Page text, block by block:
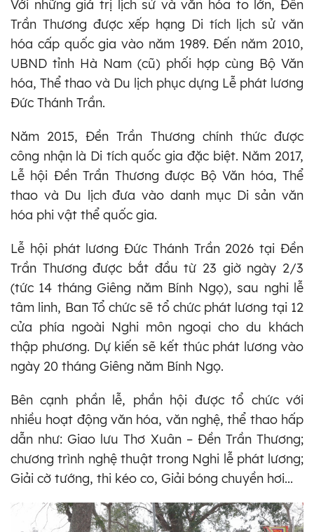
Với những giá trị lịch sử và văn hóa to lớn, Đền
Trần Thương được xếp hạng Di tích lịch sử văn
hóa cấp quốc gia vào năm 1989. Đến năm 2010,
UBND tỉnh Hà Nam (cũ) phối hợp cùng Bộ Văn
hóa, Thể thao và Du lịch phục dựng Lễ phát lương
Đức Thánh Trần.
Năm 2015, Đền Trần Thương chính thức được
công nhận là Di tích quốc gia đặc biệt. Năm 2017,
Lễ hội Đền Trần Thương được Bộ Văn hóa, Thể
thao và Du lịch đưa vào danh mục Di sản văn
hóa phi vật thể quốc gia.
Lễ hội phát lương Đức Thánh Trần 2026 tại Đền
Trần Thương được bắt đầu từ 23 giờ ngày 2/3
(tức 14 tháng Giêng năm Bính Ngọ), sau nghi lễ
tâm linh, Ban Tổ chức sẽ tổ chức phát lương tại 12
cửa phía ngoài Nghi môn ngoại cho du khách
thập phương. Dự kiến sẽ kết thúc phát lương vào
ngày 20 tháng Giêng năm Bính Ngọ.
Bên cạnh phần lễ, phần hội được tổ chức với
nhiều hoạt động văn hóa, văn nghệ, thể thao hấp
dẫn như: Giao lưu Thơ Xuân – Đền Trần Thương;
chương trình nghệ thuật trong Nghi lễ phát lương;
Giải cờ tướng, thi kéo co, Giải bóng chuyền hơi...